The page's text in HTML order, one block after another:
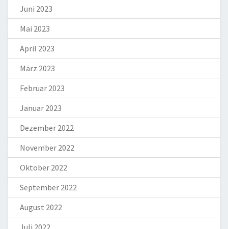
Juni 2023
Mai 2023
April 2023
März 2023
Februar 2023
Januar 2023
Dezember 2022
November 2022
Oktober 2022
September 2022
August 2022